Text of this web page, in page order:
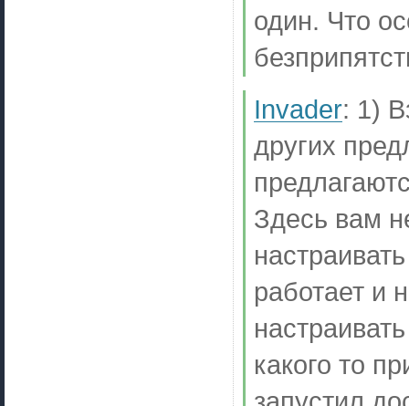
один. Что
Invader: 1)
других
Здесь вам
работает и
какого то